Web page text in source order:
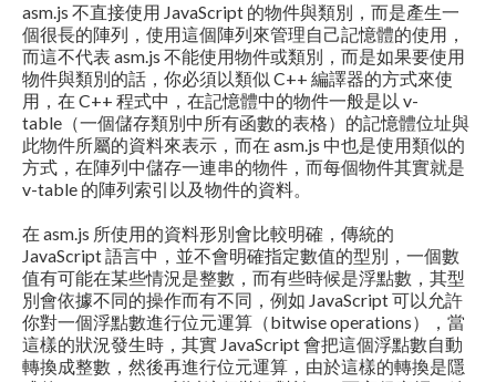
asm.js 不直接使用 JavaScript 的物件與類別，而是產生一
個很長的陣列，使用這個陣列來管理自己記憶體的使用，
而這不代表 asm.js 不能使用物件或類別，而是如果要使用
物件與類別的話，你必須以類似 C++ 編譯器的方式來使
用，在 C++ 程式中，在記憶體中的物件一般是以 v-
table（一個儲存類別中所有函數的表格）的記憶體位址與
此物件所屬的資料來表示，而在 asm.js 中也是使用類似的
方式，在陣列中儲存一連串的物件，而每個物件其實就是
v-table 的陣列索引以及物件的資料。
在 asm.js 所使用的資料形別會比較明確，傳統的
JavaScript 語言中，並不會明確指定數值的型別，一個數
值有可能在某些情況是整數，而有些時候是浮點數，其型
別會依據不同的操作而有不同，例如 JavaScript 可以允許
你對一個浮點數進行位元運算（bitwise operations），當
這樣的狀況發生時，其實 JavaScript 會把這個浮點數自動
轉換成整數，然後再進行位元運算，由於這樣的轉換是隱